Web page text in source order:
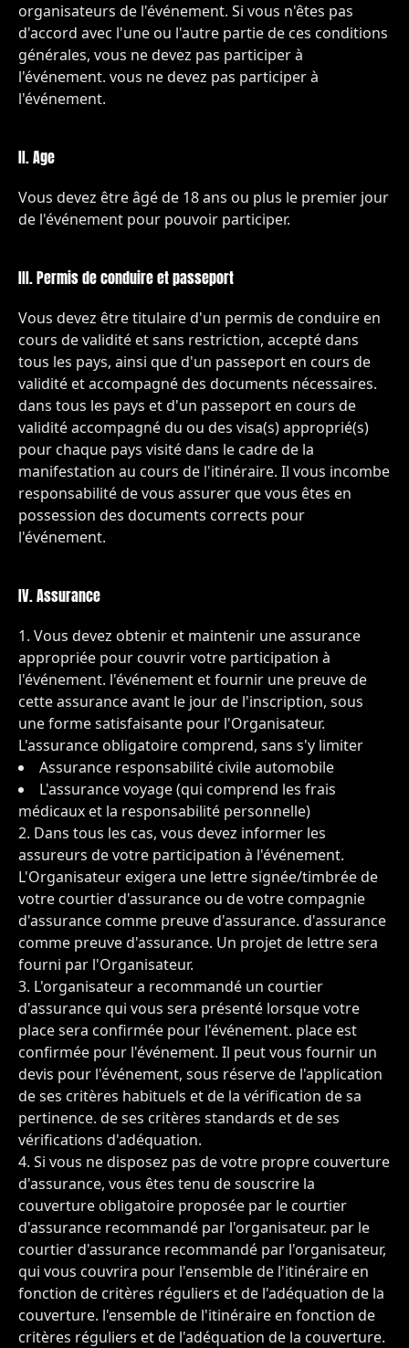
organisateurs de l'événement. Si vous n'êtes pas
d'accord avec l'une ou l'autre partie de ces conditions
générales, vous ne devez pas participer à
l'événement. vous ne devez pas participer à
l'événement.
II. Age
Vous devez être âgé de 18 ans ou plus le premier jour
de l'événement pour pouvoir participer.
III. Permis de conduire et passeport
Vous devez être titulaire d'un permis de conduire en
cours de validité et sans restriction, accepté dans
tous les pays, ainsi que d'un passeport en cours de
validité et accompagné des documents nécessaires.
dans tous les pays et d'un passeport en cours de
validité accompagné du ou des visa(s) approprié(s)
pour chaque pays visité dans le cadre de la
manifestation au cours de l'itinéraire. Il vous incombe
responsabilité de vous assurer que vous êtes en
possession des documents corrects pour
l'événement.
IV. Assurance
Vous devez obtenir et maintenir une assurance
appropriée pour couvrir votre participation à
l'événement. l'événement et fournir une preuve de
cette assurance avant le jour de l'inscription, sous
une forme satisfaisante pour l'Organisateur.
L'assurance obligatoire comprend, sans s'y limiter
Assurance responsabilité civile automobile
L'assurance voyage (qui comprend les frais
médicaux et la responsabilité personnelle)
Dans tous les cas, vous devez informer les
assureurs de votre participation à l'événement.
L'Organisateur exigera une lettre signée/timbrée de
votre courtier d'assurance ou de votre compagnie
d'assurance comme preuve d'assurance. d'assurance
comme preuve d'assurance. Un projet de lettre sera
fourni par l'Organisateur.
L'organisateur a recommandé un courtier
d'assurance qui vous sera présenté lorsque votre
place sera confirmée pour l'événement. place est
confirmée pour l'événement. Il peut vous fournir un
devis pour l'événement, sous réserve de l'application
de ses critères habituels et de la vérification de sa
pertinence. de ses critères standards et de ses
vérifications d'adéquation.
Si vous ne disposez pas de votre propre couverture
d'assurance, vous êtes tenu de souscrire la
couverture obligatoire proposée par le courtier
d'assurance recommandé par l'organisateur. par le
courtier d'assurance recommandé par l'organisateur,
qui vous couvrira pour l'ensemble de l'itinéraire en
fonction de critères réguliers et de l'adéquation de la
couverture. l'ensemble de l'itinéraire en fonction de
critères réguliers et de l'adéquation de la couverture.